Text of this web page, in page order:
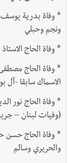
*
ونجم وحبلي
*وفاة الحاج الاستاذ
*
الاسماك سابقا -آل
*
(وفيات لبنان –
*
والحريري وسالم